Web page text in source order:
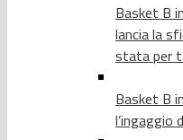
Basket B
lancia la
stata per
Basket B
l’ingaggio